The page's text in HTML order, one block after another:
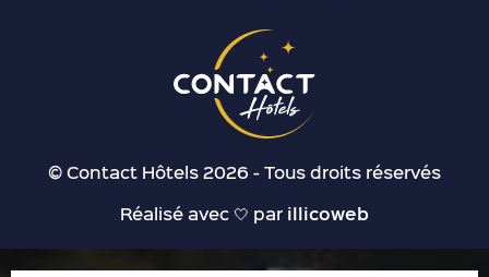
© Contact Hôtels 2026 - Tous droits réservés
Réalisé avec 🤍 par illicoweb